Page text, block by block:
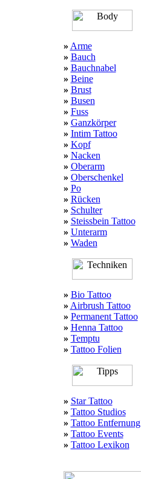
» Arme
» Bauch
» Bauchnabel
» Beine
» Brust
» Busen
» Fuss
» Ganzkörper
» Intim Tattoo
» Kopf
» Nacken
» Oberarm
» Oberschenkel
» Po
» Rücken
» Schulter
» Steissbein Tattoo
» Unterarm
» Waden
» Bio Tattoo
» Airbrush Tattoo
» Permanent Tattoo
» Henna Tattoo
» Temptu
» Tattoo Folien
» Star Tattoo
» Tattoo Studios
» Tattoo Entfernung
» Tattoo Events
» Tattoo Lexikon